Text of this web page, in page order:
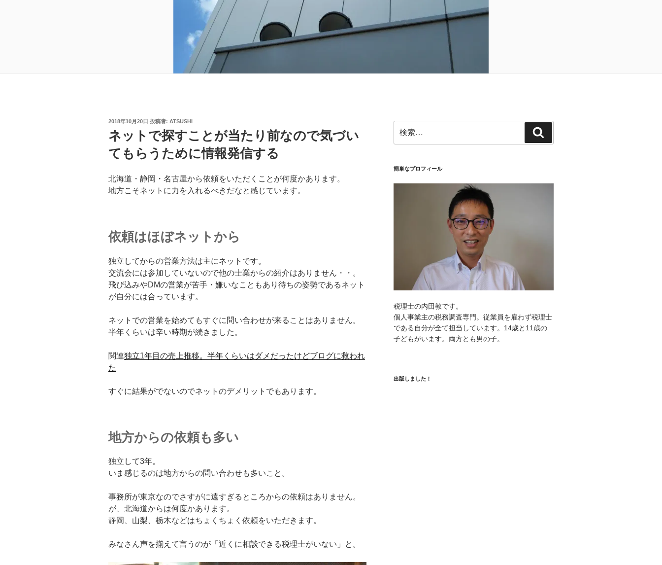
投
日:
2018年10月20日 投稿者: ATSUSHI
ネットで探すことが当たり前なので気づい
てもらうために情報発信する
北海道・静岡・名古屋から依頼をいただくことが何度かあります。
地方こそネットに力を入れるべきだなと感じています。
依頼はほぼネットから
独立してからの営業方法は主にネットです。
交流会には参加していないので他の士業からの紹介はありません・・。
飛び込みやDMの営業が苦手・嫌いなこともあり待ちの姿勢であるネット
が自分には合っています。
ネットでの営業を始めてもすぐに問い合わせが来ることはありません。
半年くらいは辛い時期が続きました。
関連独立1年目の売上推移。半年くらいはダメだったけどブログに救われ
た
すぐに結果がでないのでネットのデメリットでもあります。
地方からの依頼も多い
独立して3年。
いま感じるのは地方からの問い合わせも多いこと。
事務所が東京なのでさすがに遠すぎるところからの依頼はありません。
が、北海道からは何度かあります。
静岡、山梨、栃木などはちょくちょく依頼をいただきます。
みなさん声を揃えて言うのが「近くに相談できる税理士がいない」と。
索:
索
簡単なプロフィール
税理士の内田敦です。
個人事業主の税務調査専門。従業員を雇わず税理士
である自分が全て担当しています。14歳と11歳の
子どもがいます。両方とも男の子。
出版しました！